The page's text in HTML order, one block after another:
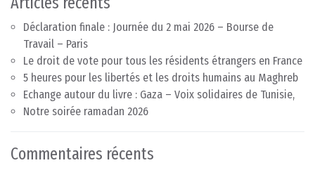
Déclaration finale : Journée du 2 mai 2026 – Bourse de
Travail – Paris
Le droit de vote pour tous les résidents étrangers en France
5 heures pour les libertés et les droits humains au Maghreb
Echange autour du livre : Gaza – Voix solidaires de Tunisie,
Notre soirée ramadan 2026
Commentaires récents